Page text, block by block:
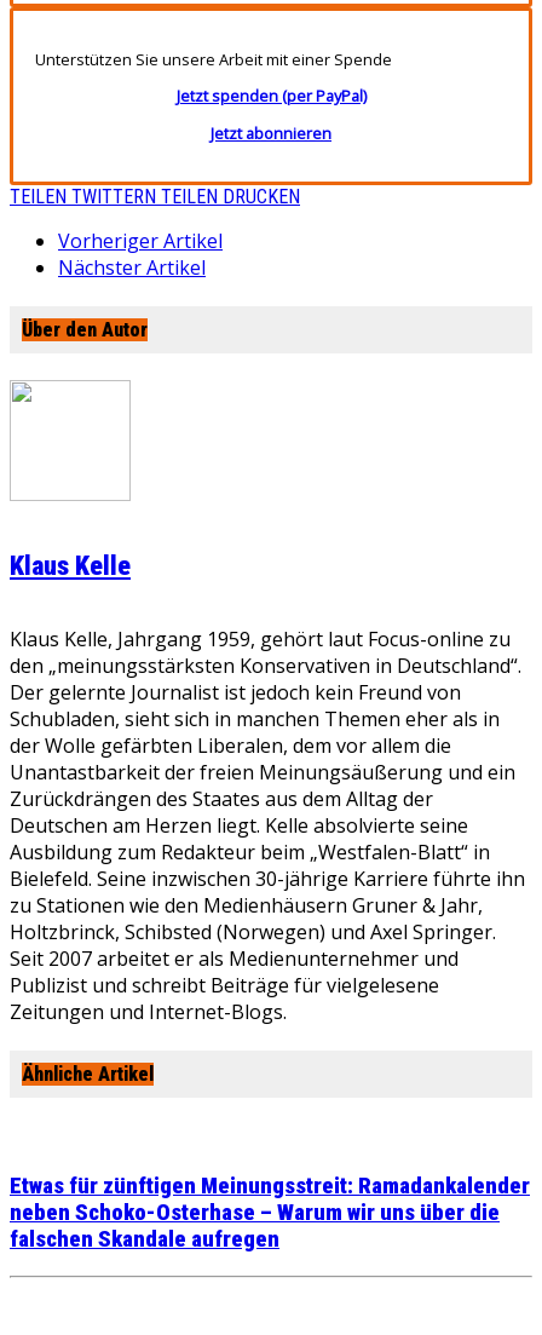
Unterstützen Sie unsere Arbeit mit einer Spende
Jetzt spenden (per PayPal)
Jetzt abonnieren
TEILEN TWITTERN TEILEN DRUCKEN
Vorheriger Artikel
Nächster Artikel
Über den Autor
Klaus Kelle
Klaus Kelle, Jahrgang 1959, gehört laut Focus-online zu
den „meinungsstärksten Konservativen in Deutschland“.
Der gelernte Journalist ist jedoch kein Freund von
Schubladen, sieht sich in manchen Themen eher als in
der Wolle gefärbten Liberalen, dem vor allem die
Unantastbarkeit der freien Meinungsäußerung und ein
Zurückdrängen des Staates aus dem Alltag der
Deutschen am Herzen liegt. Kelle absolvierte seine
Ausbildung zum Redakteur beim „Westfalen-Blatt“ in
Bielefeld. Seine inzwischen 30-jährige Karriere führte ihn
zu Stationen wie den Medienhäusern Gruner & Jahr,
Holtzbrinck, Schibsted (Norwegen) und Axel Springer.
Seit 2007 arbeitet er als Medienunternehmer und
Publizist und schreibt Beiträge für vielgelesene
Zeitungen und Internet-Blogs.
Ähnliche Artikel
Etwas für zünftigen Meinungsstreit: Ramadankalender
neben Schoko-Osterhase – Warum wir uns über die
falschen Skandale aufregen